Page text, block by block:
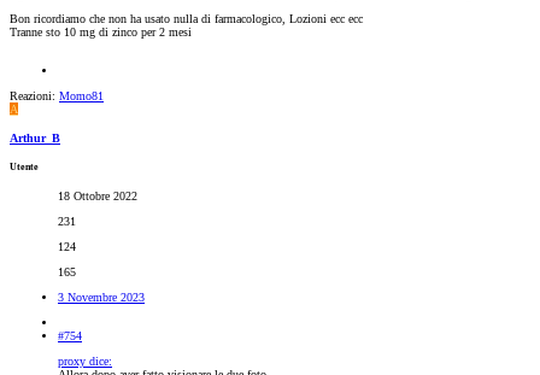
Bon ricordiamo che non ha usato nulla di farmacologico, Lozioni ecc ecc
Tranne sto 10 mg di zinco per 2 mesi
Reazioni: Momo81
A
Arthur_B
Utente
18 Ottobre 2022
231
124
165
3 Novembre 2023
#754
proxy dice: